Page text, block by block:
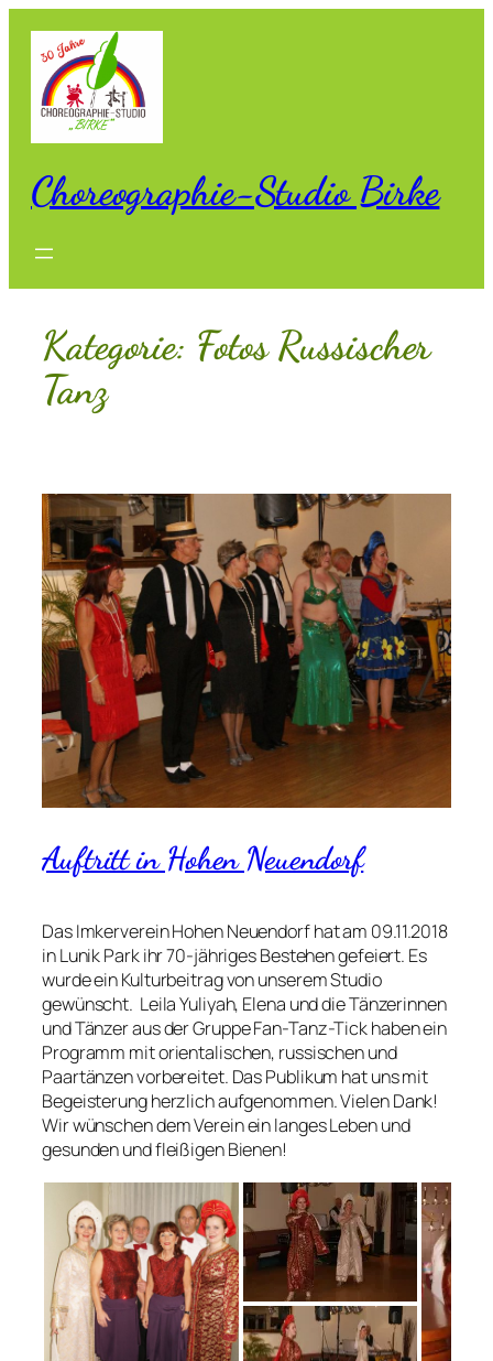
Inhalt
springen
Choreographie-Studio Birke
Kategorie: Fotos Russischer
Tanz
Auftritt in Hohen Neuendorf
Das Imkerverein Hohen Neuendorf hat am 09.11.2018
in Lunik Park ihr 70-jähriges Bestehen gefeiert. Es
wurde ein Kulturbeitrag von unserem Studio
gewünscht. Leila Yuliyah, Elena und die Tänzerinnen
und Tänzer aus der Gruppe Fan-Tanz-Tick haben ein
Programm mit orientalischen, russischen und
Paartänzen vorbereitet. Das Publikum hat uns mit
Begeisterung herzlich aufgenommen. Vielen Dank!
Wir wünschen dem Verein ein langes Leben und
gesunden und fleißigen Bienen!